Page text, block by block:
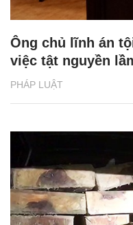
PHÁP LUẬT
Ông chủ lĩnh án
việc tật nguyền